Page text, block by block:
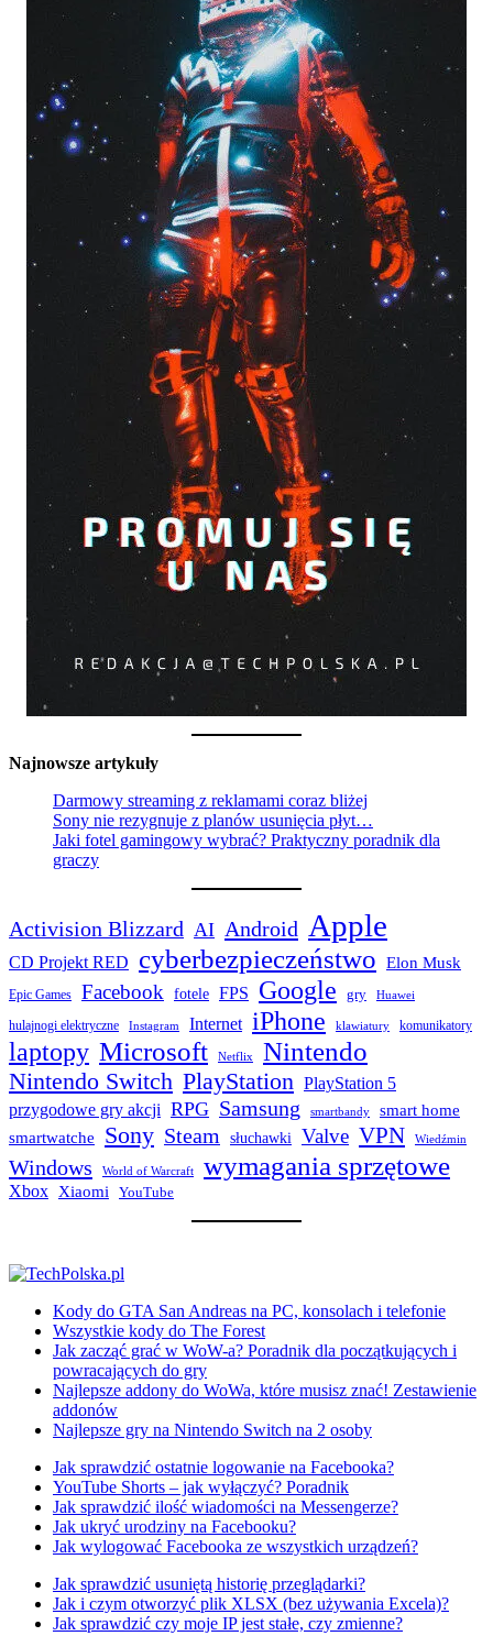
Najnowsze artykuły
Darmowy streaming z reklamami coraz bliżej
Sony nie rezygnuje z planów usunięcia płyt…
Jaki fotel gamingowy wybrać? Praktyczny poradnik dla
graczy
Activision Blizzard AI Android Apple
CD Projekt RED cyberbezpieczeństwo Elon Musk
Epic Games Facebook fotele FPS Google gry Huawei
hulajnogi elektryczne Instagram Internet iPhone klawiatury komunikatory
laptopy Microsoft Netflix Nintendo
Nintendo Switch PlayStation PlayStation 5
przygodowe gry akcji RPG Samsung smartbandy smart home
smartwatche Sony Steam słuchawki Valve VPN Wiedźmin
Windows World of Warcraft wymagania sprzętowe
Xbox Xiaomi YouTube
Kody do GTA San Andreas na PC, konsolach i telefonie
Wszystkie kody do The Forest
Jak zacząć grać w WoW-a? Poradnik dla początkujących i
powracających do gry
Najlepsze addony do WoWa, które musisz znać! Zestawienie
addonów
Najlepsze gry na Nintendo Switch na 2 osoby
Jak sprawdzić ostatnie logowanie na Facebooka?
YouTube Shorts – jak wyłączyć? Poradnik
Jak sprawdzić ilość wiadomości na Messengerze?
Jak ukryć urodziny na Facebooku?
Jak wylogować Facebooka ze wszystkich urządzeń?
Jak sprawdzić usuniętą historię przeglądarki?
Jak i czym otworzyć plik XLSX (bez używania Excela)?
Jak sprawdzić czy moje IP jest stałe, czy zmienne?